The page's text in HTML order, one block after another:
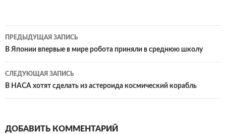
Навигация
по
записям
ПРЕДЫДУЩАЯ ЗАПИСЬ
В Японии впервые в мире робота приняли в среднюю школу
СЛЕДУЮЩАЯ ЗАПИСЬ
В НАСА хотят сделать из астероида космический корабль
ДОБАВИТЬ КОММЕНТАРИЙ